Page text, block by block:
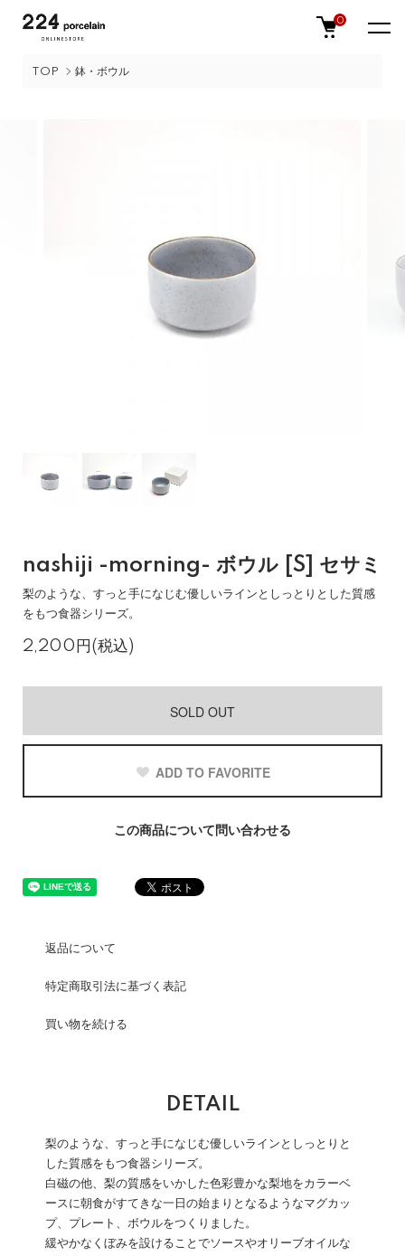
0
TOP 鉢・ボウル
nashiji -morning- ボウル [S] セサミ
梨のような、すっと手になじむ優しいラインとしっとりとした質感
をもつ食器シリーズ。
2,200円(税込)
SOLD OUT
ADD TO FAVORITE
この商品について問い合わせる
返品について
特定商取引法に基づく表記
買い物を続ける
DETAIL
梨のような、すっと手になじむ優しいラインとしっとりと
した質感をもつ食器シリーズ。
白磁の他、梨の質感をいかした色彩豊かな梨地をカラーベ
ースに朝食がすてきな一日の始まりとなるようなマグカッ
プ、プレート、ボウルをつくりました。
緩やかなくぼみを設けることでソースやオリーブオイルな